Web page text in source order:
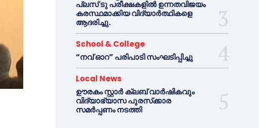
പ്ലസ് ടു പരീക്ഷകളിൽ ഉന്നതവിജയം
കരസ്ഥമാക്കിയ വിദ്യാർത്ഥികളെ
ആദരിച്ചു.
School & College
“നവ് ഓറ” പരിപാടി സംഘടിപ്പിച്ചു
Local News
ഊരകം സ്റ്റാർ ക്ലബ് വാർഷികവും
വിദ്യാഭ്യാസ പുരസ്‌ക്കാര
സമർപ്പണം നടത്തി